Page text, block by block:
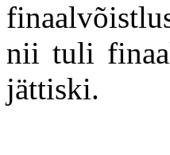
nii tuli
jättiski.